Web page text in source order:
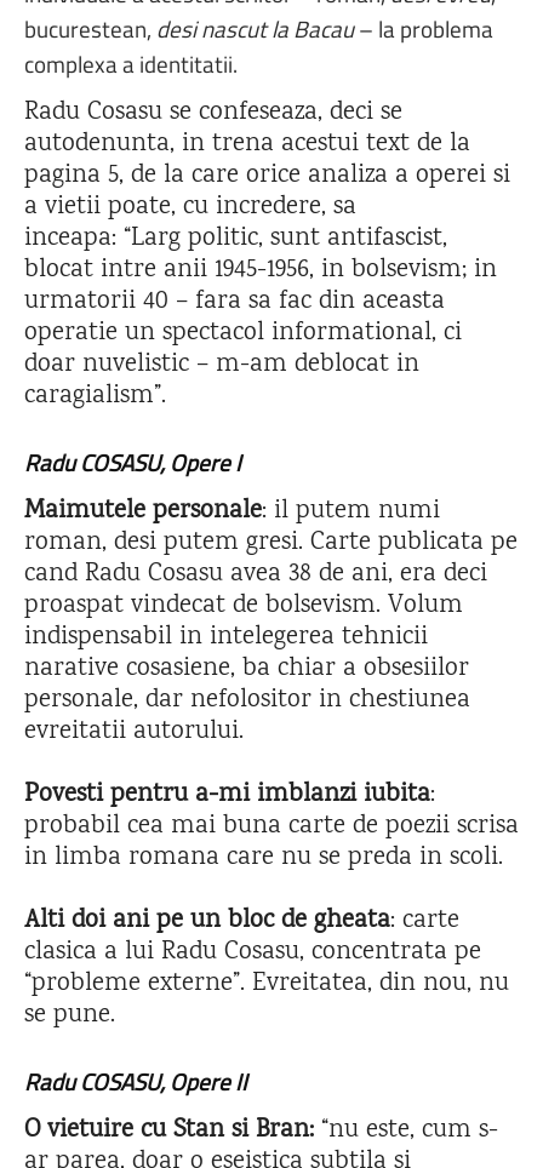
bucurestean, desi nascut la Bacau– la problema
complexa a identitatii.
Radu Cosasu se confeseaza, deci se
autodenunta, in trena acestui text de la
pagina 5, de la care orice analiza a operei si
a vietii poate, cu incredere, sa
inceapa: “Larg politic, sunt antifascist,
blocat intre anii 1945-1956, in bolsevism; in
urmatorii 40 – fara sa fac din aceasta
operatie un spectacol informational, ci
doar nuvelistic – m-am deblocat in
caragialism”.
Radu COSASU, Opere I
Maimutele personale: il putem numi
roman, desi putem gresi. Carte publicata pe
cand Radu Cosasu avea 38 de ani, era deci
proaspat vindecat de bolsevism. Volum
indispensabil in intelegerea tehnicii
narative cosasiene, ba chiar a obsesiilor
personale, dar nefolositor in chestiunea
evreitatii autorului.
Povesti pentru a-mi imblanzi iubita:
probabil cea mai buna carte de poezii scrisa
in limba romana care nu se preda in scoli.
Alti doi ani pe un bloc de gheata: carte
clasica a lui Radu Cosasu, concentrata pe
“probleme externe”. Evreitatea, din nou, nu
se pune.
Radu COSASU,Opere II
O vietuire cu Stan si Bran: “nu este, cum s-